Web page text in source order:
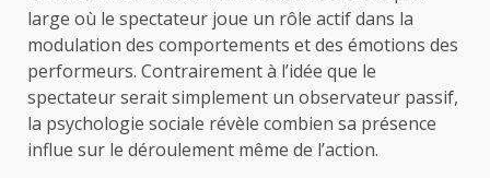
large où le spectateur joue un rôle actif dans la
modulation des comportements et des émotions des
performeurs. Contrairement à l’idée que le
spectateur serait simplement un observateur passif,
la psychologie sociale révèle combien sa présence
influe sur le déroulement même de l’action.